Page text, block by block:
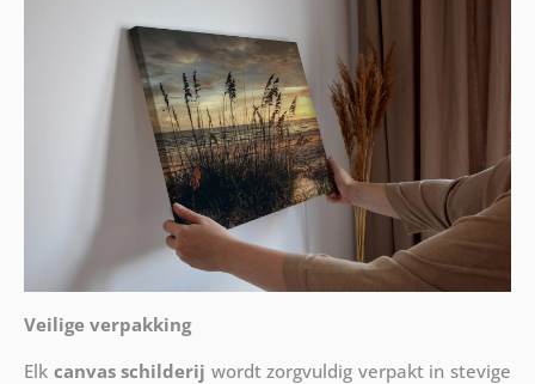
Veilige verpakking
Elk canvas schilderij wordt zorgvuldig verpakt in stevige